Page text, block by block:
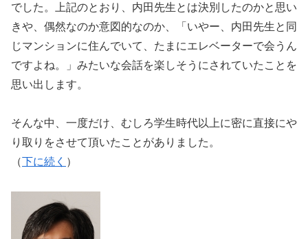
でした。上記のとおり、内田先生とは決別したのかと思い
きや、偶然なのか意図的なのか、「いやー、内田先生と同
じマンションに住んでいて、たまにエレベーターで会うん
ですよね。」みたいな会話を楽しそうにされていたことを
思い出します。
そんな中、一度だけ、むしろ学生時代以上に密に直接にや
り取りをさせて頂いたことがありました。
（下に続く ）